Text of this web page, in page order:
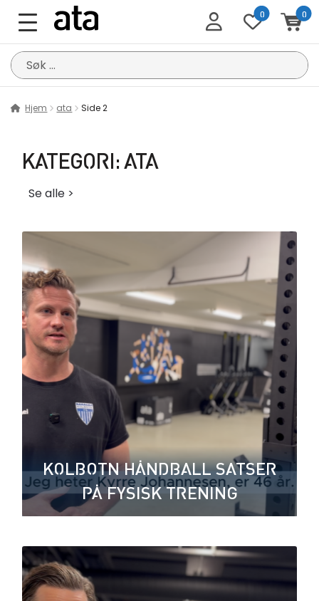
0 0
Søk
etter:
Hjem ata Side 2
KATEGORI:ATA
Se alle >
KOLBOTN HÅNDBALL SATSER
PÅ FYSISK TRENING